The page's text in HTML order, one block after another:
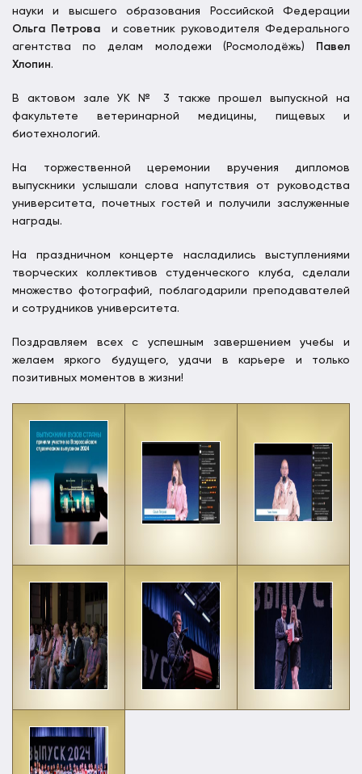
науки и высшего образования Российской Федерации
Ольга Петрова
и советник руководителя Федерального
агентства по делам молодежи (Росмолодёжь)
Павел
Хлопин.
В актовом зале УК № 3 также прошел выпускной на
факультете ветеринарной медицины, пищевых и
биотехнологий.
На торжественной церемонии вручения дипломов
выпускники услышали слова напутствия от руководства
университета, почетных гостей и получили заслуженные
награды.
На праздничном концерте насладились выступлениями
творческих коллективов студенческого клуба, сделали
множество фотографий, поблагодарили преподавателей
и сотрудников университета.
Поздравляем всех с успешным завершением учебы и
желаем яркого будущего, удачи в карьере и только
позитивных моментов в жизни!